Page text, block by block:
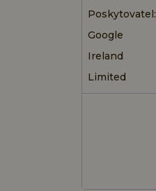
Poskytovatel:
Google
Ireland
Limited